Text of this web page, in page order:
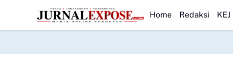
HEADLINE
Usut Kematian WindaForwatu Banten Soroti Dugaan
Home Redaksi KEJ